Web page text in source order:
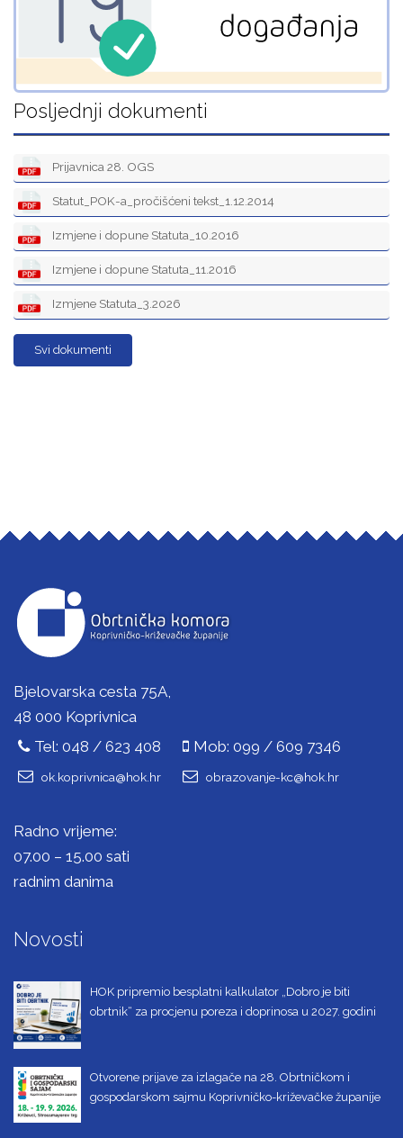
Posljednji dokumenti
Prijavnica 28. OGS
Statut_POK-a_pročišćeni tekst_1.12.2014
Izmjene i dopune Statuta_10.2016
Izmjene i dopune Statuta_11.2016
Izmjene Statuta_3.2026
Svi dokumenti
Bjelovarska cesta 75A,
48 000 Koprivnica
Tel: 048 / 623 408
Mob: 099 / 609 7346
ok.koprivnica@hok.hr obrazovanje-kc@hok.hr
Radno vrijeme:
07.00 – 15.00 sati
radnim danima
Novosti
HOK pripremio besplatni kalkulator „Dobro je biti
obrtnik“ za procjenu poreza i doprinosa u 2027. godini
Otvorene prijave za izlagače na 28. Obrtničkom i
gospodarskom sajmu Koprivničko-križevačke županije